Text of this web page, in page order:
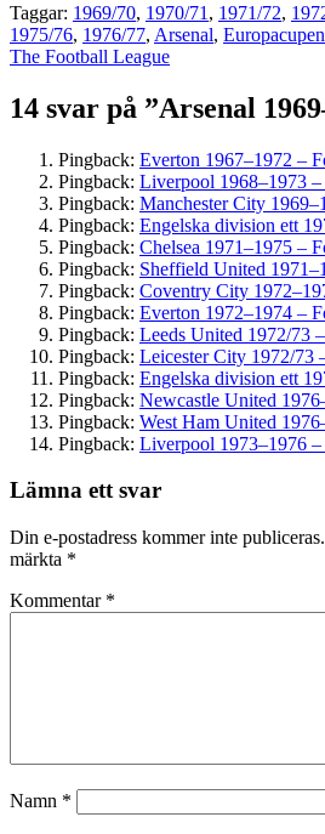
Taggar: 1969/70, 1970/71 , 1971/72,
1975/76, 1976/77, Arsenal, Europacupen
The Football League
14 svar på ”Arsenal
Pingback: Everton 1967–1972 –
Pingback: Liverpool 1968–1973
Pingback: Manchester City
Pingback: Engelska division ett
Pingback: Chelsea 1971–1975 –
Pingback: Sheffield United
Pingback: Coventry City
Pingback: Everton 1972–1974 –
Pingback: Leeds United 1972/73
Pingback: Leicester City 1972/73
Pingback: Engelska division ett
Pingback: Newcastle United
Pingback: West Ham United
Pingback: Liverpool 1973–1976
Lämna ett svar
Din e-postadress kommer inte publiceras.
märkta *
Kommentar *
Namn *